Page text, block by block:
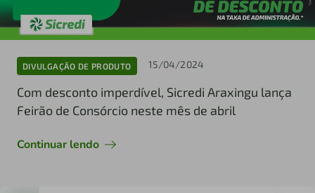
DIVULGAÇÃO DE PRODUTO 15/04/2024
Com desconto imperdível, Sicredi Araxingu lança
Feirão de Consórcio neste mês de abril
Continuar lendo